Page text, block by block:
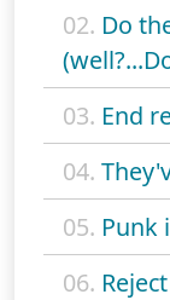
02. Do
03. End
04.
05. Punk
06.